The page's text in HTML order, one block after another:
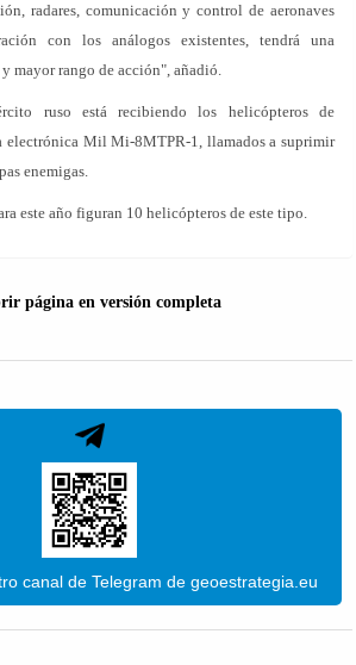
radares, comunicación y control de aeronaves
con los análogos existentes, tendrá una
mayor rango de acción", añadió.
ruso está recibiendo los helicópteros de
electrónica Mil Mi-8MTPR-1, llamados a suprimir
enemigas.
este año figuran 10 helicópteros de este tipo.
página en versión completa
canal de Telegram de geoestrategia.eu